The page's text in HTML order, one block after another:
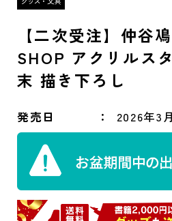
【二次受注】仲谷
SHOP アクリルス
末 描き下ろし
発売日 2026年3